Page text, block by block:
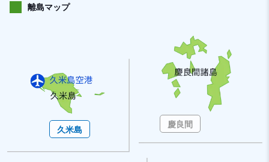
離島マップ
久米島 慶良間